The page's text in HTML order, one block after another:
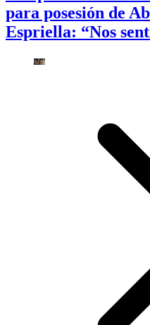
para posesión de
Espriella: “Nos